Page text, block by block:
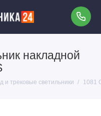
накладной
и трековые светильники 1081